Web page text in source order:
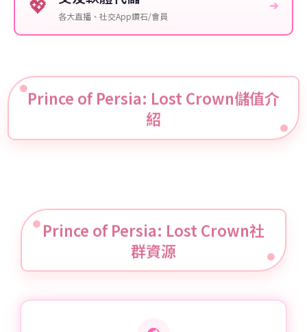
各大直播、社交App鑽石/會員
➔
Prince of Persia: Lost Crown儲值介
紹
Prince of Persia: Lost Crown社
群資源